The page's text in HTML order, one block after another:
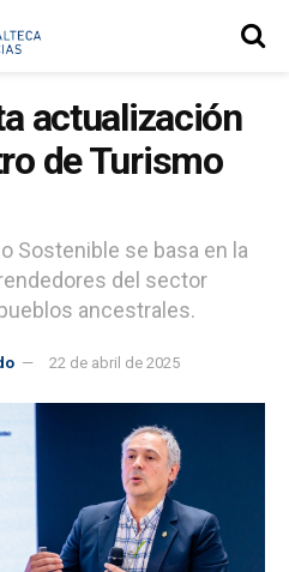
actualización
de Turismo
Sostenible se basa en la
del sector
ancestrales.
22 de abril de 2025